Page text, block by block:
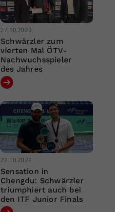
27.10.2023
Schwärzler zum
vierten Mal ÖTV-
Nachwuchsspieler
des Jahres
22.10.2023
Sensation in
Chengdu: Schwärzler
triumphiert auch bei
den ITF Junior Finals